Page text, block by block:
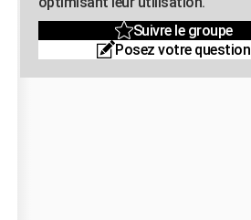
Suivre le groupe
Posez votre question